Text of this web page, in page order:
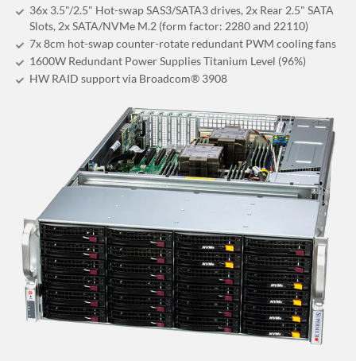
36x 3.5"/2.5" Hot-swap SAS3/SATA3 drives, 2x Rear 2.5" SATA
Slots, 2x SATA/NVMe M.2 (form factor: 2280 and 22110)
7x 8cm hot-swap counter-rotate redundant PWM cooling fans
1600W Redundant Power Supplies Titanium Level (96%)
HW RAID support via Broadcom® 3908